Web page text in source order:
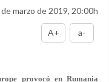
marzo de 2019, 20:00h
A+ a-
provocó en Rumania